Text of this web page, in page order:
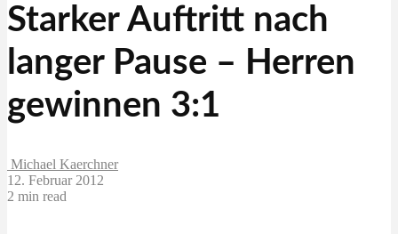
Starker Auftritt nach
langer Pause – Herren
gewinnen 3:1
Michael Kaerchner
12. Februar 2012
2 min read